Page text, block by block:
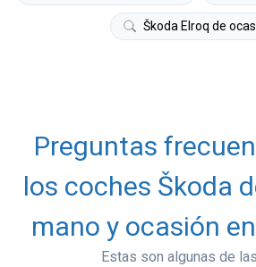
Škoda Elroq de
Preguntas
los coches Škoda
mano y ocasión
Estas son algunas de